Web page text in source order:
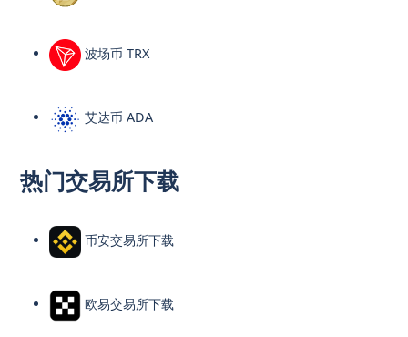
波场币 TRX
艾达币 ADA
热门交易所下载
币安交易所下载
欧易交易所下载